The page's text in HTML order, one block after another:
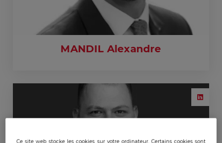
MANDIL Alexandre
Ce site web stocke les cookies sur votre ordinateur. Certains cookies sont